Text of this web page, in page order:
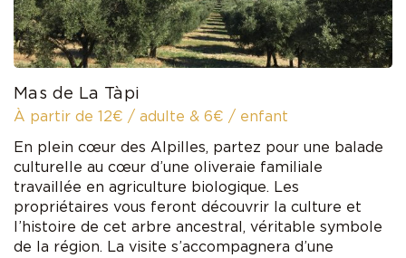
Mas de La Tàpi
À partir de 12€ / adulte & 6€ / enfant
En plein cœur des Alpilles, partez pour une balade
culturelle au cœur d’une oliveraie familiale
travaillée en agriculture biologique. Les
propriétaires vous feront découvrir la culture et
l’histoire de cet arbre ancestral, véritable symbole
de la région. La visite s’accompagnera d’une